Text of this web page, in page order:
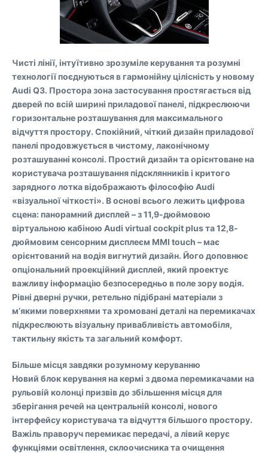
Чисті лінії, інтуїтивно зрозуміле керування та розумні
технології поєднуються в гармонійну цілісність у новому
Audi Q3. Простора зона застосування простягається від
дверей по всій ширині приладової панелі, підкреслюючи
горизонтальне розташування для максимального
відчуття простору. Спокійний, чіткий дизайн приладової
панелі продовжується в чистому, лаконічному
розташуванні консолі. Простий дизайн та орієнтоване на
користувача розташування підсклянників і критого
зарядного лотка відображають філософію Audi
«візуальної чіткості». В основі всього лежить цифрова
сцена: панорамний дисплей – з 11,9-дюймовою
віртуальною кабіною Audi virtual cockpit plus та 12,8-
дюймовим сенсорним дисплеєм MMI touch – має
орієнтований на водія вигнутий дизайн. Його доповнює
опціональний проекційний дисплей, який проектує
важливу інформацію безпосередньо в поле зору водія.
Рівні дверні ручки, ретельно підібрані матеріали з
м’якими поверхнями та хромовані деталі на перемикачах
підкреслюють візуальну привабливість автомобіля,
тактильну якість та загальний комфорт.
Більше місця завдяки розумному керуванню
Новий блок керування на кермі з двома перемикачами на
рульовій колонці призвів до збільшення місця для
зберігання речей на центральній консолі, нового
інтерфейсу користувача та відчуття більшого простору.
Важіль праворуч перемикає передачі, а лівий керує
функціями освітлення, склоочисника та очищення